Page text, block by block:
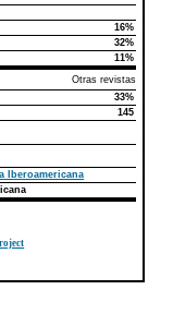
16%
32%
11%
Otras revistas
33%
145
Iberoamericana